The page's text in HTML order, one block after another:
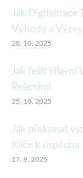
Jak
Výhody a Výzvy
28. 10. 2025
Jak řešit Hlavní
Řešeními
25. 10. 2025
Jak překonat
Klíče k úspěchu
17. 9. 2025